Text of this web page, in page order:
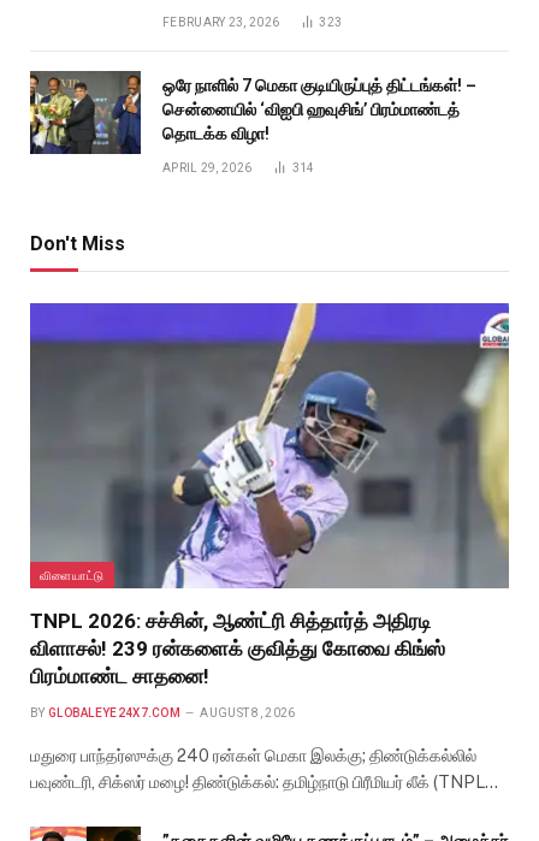
FEBRUARY 23, 2026 323
ஒரே நாளில் 7 மெகா குடியிருப்புத் திட்டங்கள்! –
சென்னையில் ‘விஐபி ஹவுசிங்’ பிரம்மாண்டத்
தொடக்க விழா!
APRIL 29, 2026 314
Don't Miss
விளையாட்டு
TNPL 2026: சச்சின், ஆண்ட்ரி சித்தார்த் அதிரடி
விளாசல்! 239 ரன்களைக் குவித்து கோவை கிங்ஸ்
பிரம்மாண்ட சாதனை!
BY GLOBALEYE24X7.COM AUGUST 8, 2026
மதுரை பாந்தர்ஸுக்கு 240 ரன்கள் மெகா இலக்கு; திண்டுக்கல்லில்
பவுண்டரி, சிக்ஸர் மழை! திண்டுக்கல்: தமிழ்நாடு பிரீமியர் லீக் (TNPL…